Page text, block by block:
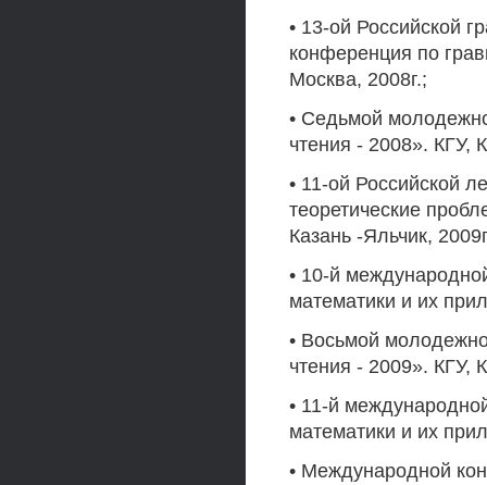
• 13-ой Российской
конференция по
Москва, 2008г.;
• Седьмой
чтения - 2008». КГУ,
• 11-ой Российской
теоретические
Казань -Яльчик,
• 10-й
математики и их
• Восьмой
чтения - 2009». КГУ,
• 11-й
математики и их
• Международной